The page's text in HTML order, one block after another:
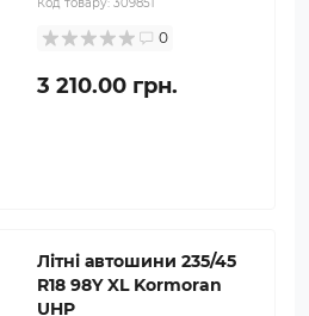
0
3 210.00 грн.
Літні автошини 235/45
R18 98Y XL Kormoran
UHP